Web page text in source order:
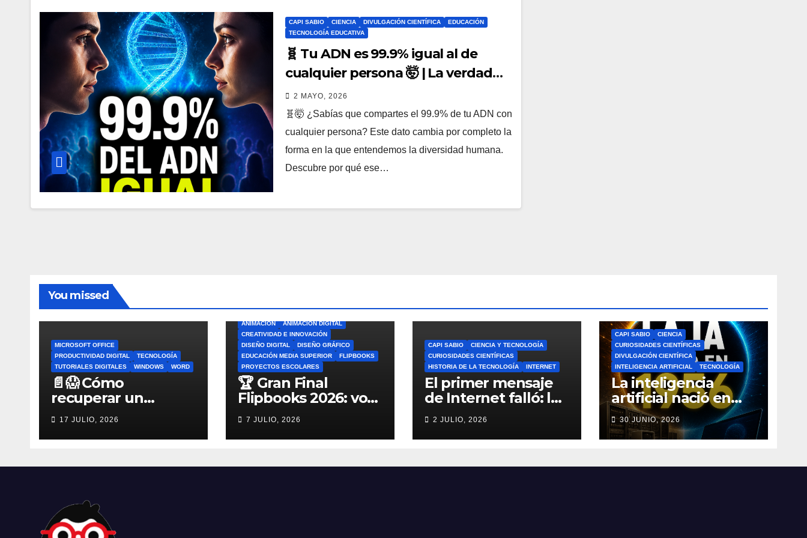
CAPI SABIO CIENCIA DIVULGACIÓN CIENTÍFICA
EDUCACIÓN
TECNOLOGÍA EDUCATIVA
🧬 Tu ADN es 99.9% igual al de
cualquier persona 🤯 | La verdad
científica que redefine la identidad
humana
2 MAYO, 2026
🧬🤯 ¿Sabías que compartes el 99.9% de tu ADN con
cualquier persona? Este dato cambia por completo la
forma en la que entendemos la diversidad humana.
Descubre por qué ese…
You missed
MICROSOFT OFFICE
PRODUCTIVIDAD DIGITAL
TECNOLOGÍA
TUTORIALES DIGITALES
WINDOWS WORD
📄😱 Cómo
recuperar un
archivo de Word no
guardado antes de
entrar en pánico
17 JULIO, 2026
ANIMACIÓN
ANIMACIÓN DIGITAL
CREATIVIDAD E INNOVACIÓN
DISEÑO DIGITAL
DISEÑO GRÁFICO
EDUCACIÓN MEDIA SUPERIOR
FLIPBOOKS
PROYECTOS ESCOLARES
🏆 Gran Final
Flipbooks 2026: vota
por el Mejor
Flipbook del Ciclo
Escolar 🎨
7 JULIO, 2026
CAPI SABIO
CIENCIA Y TECNOLOGÍA
CURIOSIDADES CIENTÍFICAS
HISTORIA DE LA TECNOLOGÍA
INTERNET
El primer mensaje
de Internet falló: la
increíble historia de
ARPANET que
cambió el mundo
2 JULIO, 2026
CAPI SABIO
CIENCIA
CURIOSIDADES CIENTÍFICAS
DIVULGACIÓN CIENTÍFICA
INTELIGENCIA ARTIFICIAL
TECNOLOGÍA
La inteligencia
artificial nació en
1956: el verdadero
origen de la IA que
cambió el mundo
30 JUNIO, 2026